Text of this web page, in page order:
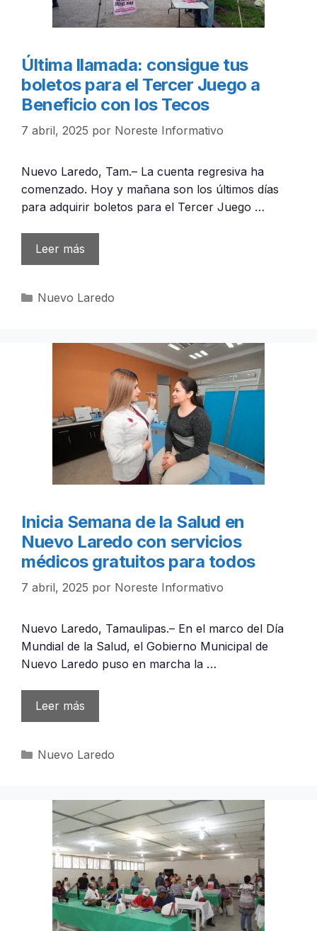
Última llamada: consigue tus
boletos para el Tercer Juego a
Beneficio con los Tecos
7 abril, 2025 por Noreste Informativo
Nuevo Laredo, Tam.– La cuenta regresiva ha
comenzado. Hoy y mañana son los últimos días
para adquirir boletos para el Tercer Juego …
Leer más
Categorías
Nuevo Laredo
Inicia Semana de la Salud en
Nuevo Laredo con servicios
médicos gratuitos para todos
7 abril, 2025 por Noreste Informativo
Nuevo Laredo, Tamaulipas.– En el marco del Día
Mundial de la Salud, el Gobierno Municipal de
Nuevo Laredo puso en marcha la …
Leer más
Categorías
Nuevo Laredo